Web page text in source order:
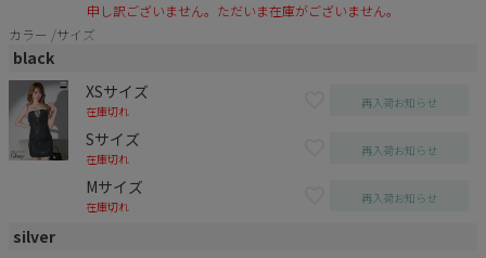
申し訳ございません。ただいま在庫がございません。
カラー
サイズ
black
XSサイズ
在庫切れ
再入荷お知らせ
Sサイズ
在庫切れ
再入荷お知らせ
Mサイズ
在庫切れ
再入荷お知らせ
silver